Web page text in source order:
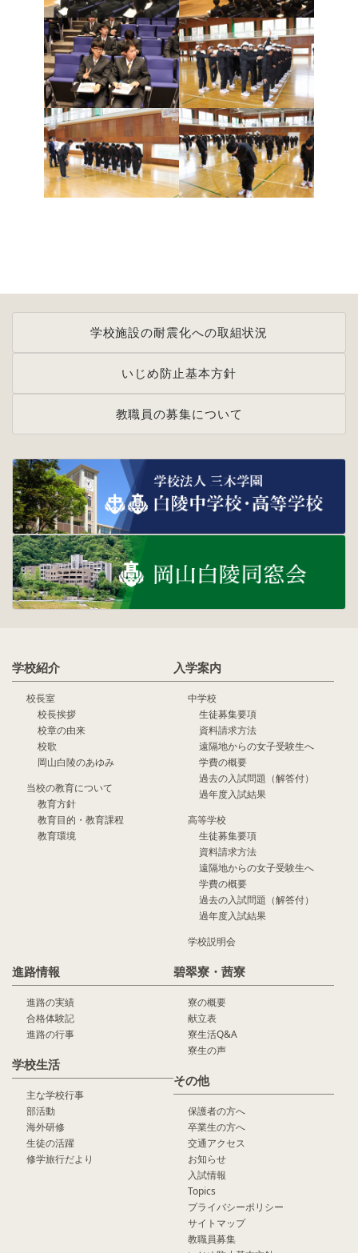
学校施設の耐震化への取組状況
いじめ防止基本方針
教職員の募集について
学校紹介
校長室
校長挨拶
校章の由来
校歌
岡山白陵のあゆみ
当校の教育について
教育方針
教育目的・教育課程
教育環境
入学案内
中学校
生徒募集要項
資料請求方法
遠隔地からの女子受験生へ
学費の概要
過去の入試問題（解答付）
過年度入試結果
高等学校
生徒募集要項
資料請求方法
遠隔地からの女子受験生へ
学費の概要
過去の入試問題（解答付）
過年度入試結果
学校説明会
進路情報
進路の実績
合格体験記
進路の行事
学校生活
主な学校行事
部活動
海外研修
生徒の活躍
修学旅行だより
碧翠寮・茜寮
寮の概要
献立表
寮生活Q&A
寮生の声
その他
保護者の方へ
卒業生の方へ
交通アクセス
お知らせ
入試情報
Topics
プライバシーポリシー
サイトマップ
教職員募集